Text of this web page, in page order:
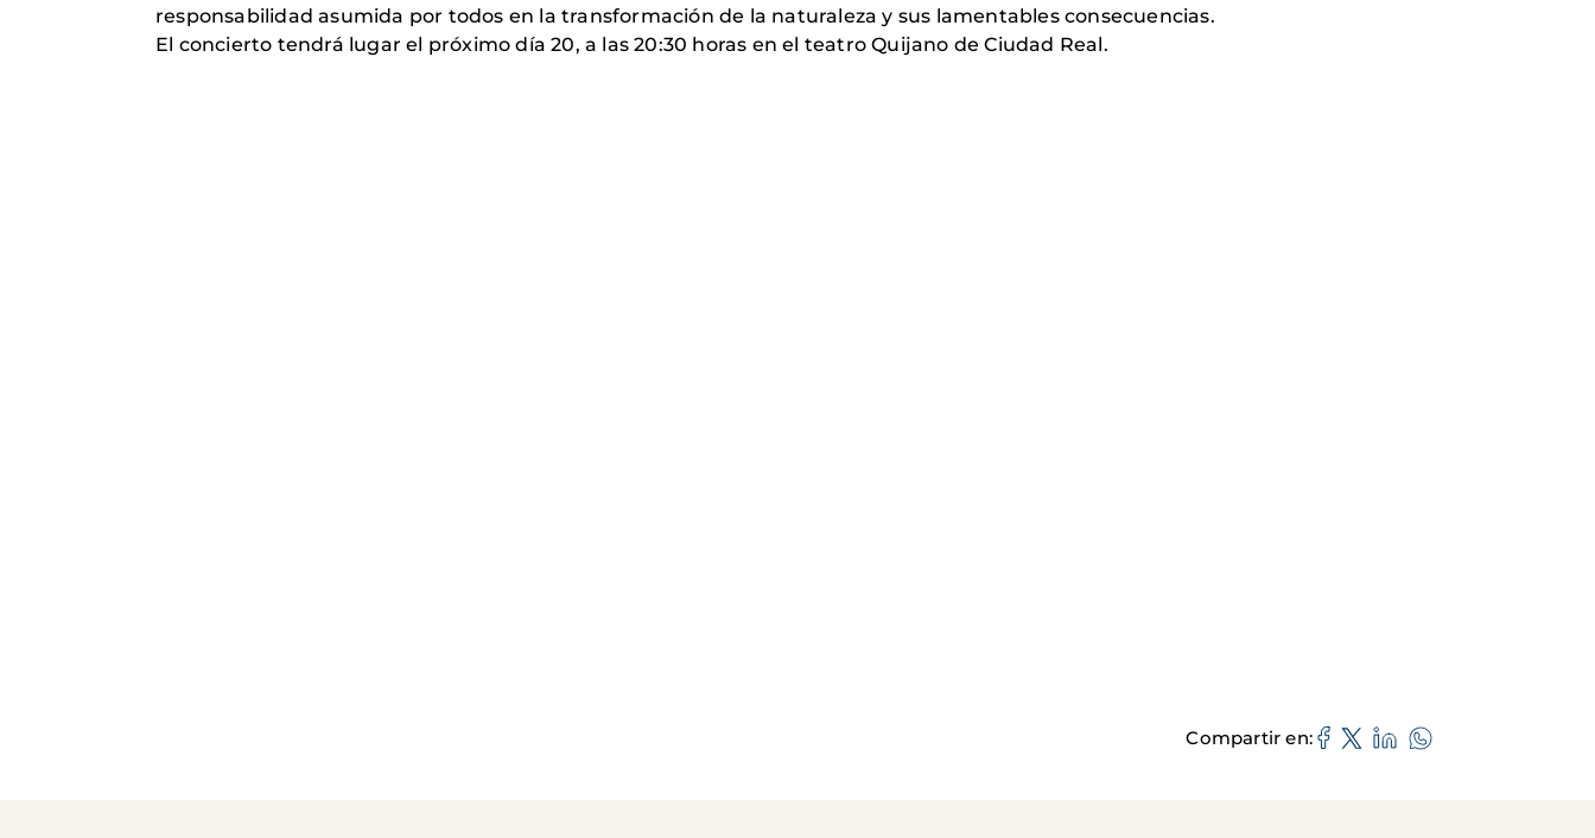
responsabilidad asumida por todos en la transformación de la naturaleza y sus lamentables consecuencias.
El concierto tendrá lugar el próximo día 20, a las 20:30 horas en el teatro Quijano de Ciudad Real.
Compartir en